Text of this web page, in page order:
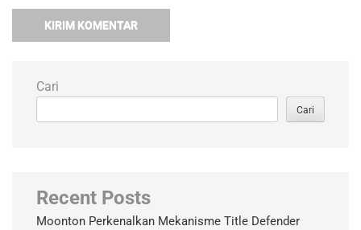
Cari
Cari
Recent Posts
Moonton Perkenalkan Mekanisme Title Defender